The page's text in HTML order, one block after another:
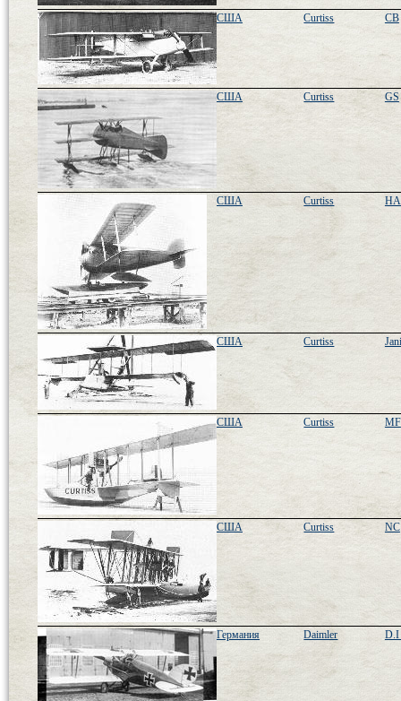
США Curtiss CB
США Curtiss GS
США Curtiss
США Curtiss
США Curtiss MF
США Curtiss NC
Германия Daimler D.I